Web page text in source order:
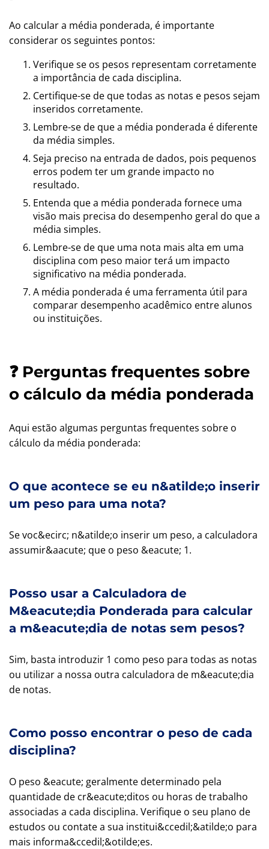
Ao calcular a média ponderada, é importante
considerar os seguintes pontos:
Verifique se os pesos representam corretamente
a importância de cada disciplina.
Certifique-se de que todas as notas e pesos sejam
inseridos corretamente.
Lembre-se de que a média ponderada é diferente
da média simples.
Seja preciso na entrada de dados, pois pequenos
erros podem ter um grande impacto no
resultado.
Entenda que a média ponderada fornece uma
visão mais precisa do desempenho geral do que a
média simples.
Lembre-se de que uma nota mais alta em uma
disciplina com peso maior terá um impacto
significativo na média ponderada.
A média ponderada é uma ferramenta útil para
comparar desempenho acadêmico entre alunos
ou instituições.
❓ Perguntas frequentes sobre
o cálculo da média ponderada
Aqui estão algumas perguntas frequentes sobre o
cálculo da média ponderada:
O que acontece se eu n&atilde;o inserir
um peso para uma nota?
Se voc&ecirc; n&atilde;o inserir um peso, a calculadora
assumir&aacute; que o peso &eacute; 1.
Posso usar a Calculadora de
M&eacute;dia Ponderada para calcular
a m&eacute;dia de notas sem pesos?
Sim, basta introduzir 1 como peso para todas as notas
ou utilizar a nossa outra calculadora de m&eacute;dia
de notas.
Como posso encontrar o peso de cada
disciplina?
O peso &eacute; geralmente determinado pela
quantidade de cr&eacute;ditos ou horas de trabalho
associadas a cada disciplina. Verifique o seu plano de
estudos ou contate a sua institui&ccedil;&atilde;o para
mais informa&ccedil;&otilde;es.